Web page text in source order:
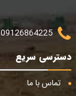
09126864225
دسترسی سریع
تماس با ما